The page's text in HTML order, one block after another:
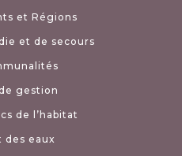
et Régions
et de secours
gestion
de l’habitat
des eaux